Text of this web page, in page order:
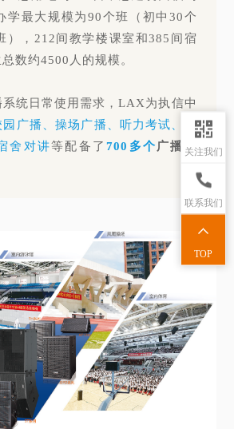
学最大规模为90个班（初中30个
），212间教学楼课室和385间宿
数约4500人的规模。
统日常使用需求，LAX为执信中
园广播、操场广播、听力考试、消
舍对讲等配备了700多个 广播终关注我们
联系我们
TOP